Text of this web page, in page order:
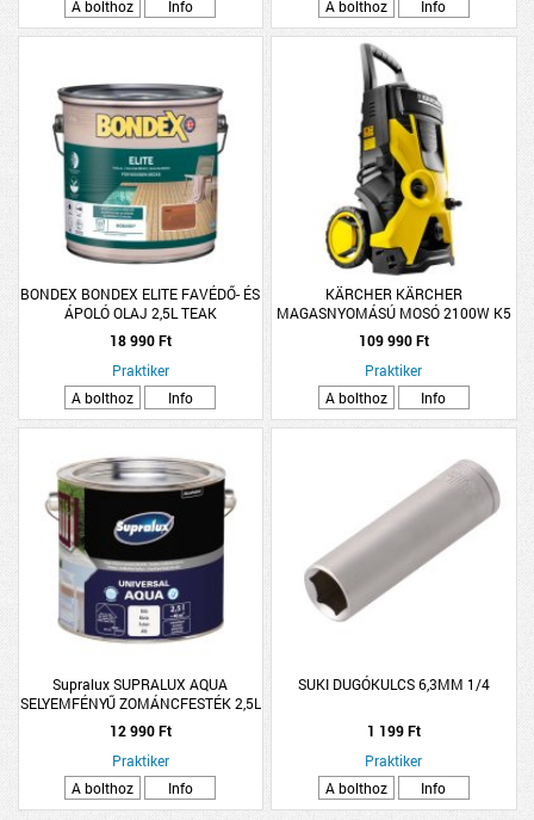
A bolthoz Info A bolthoz Info
BONDEX BONDEX ELITE FAVÉDŐ- ÉS
ÁPOLÓ OLAJ 2,5L TEAK
18 990 Ft
Praktiker
A bolthoz
Info
KÄRCHER KÄRCHER
MAGASNYOMÁSÚ MOSÓ 2100W K5
BASIC
109 990 Ft
Praktiker
A bolthoz
Info
Supralux SUPRALUX AQUA
SELYEMFÉNYŰ ZOMÁNCFESTÉK 2,5L
FEHÉR
12 990 Ft
Praktiker
A bolthoz
Info
SUKI DUGÓKULCS 6,3MM 1/4
1 199 Ft
Praktiker
A bolthoz
Info